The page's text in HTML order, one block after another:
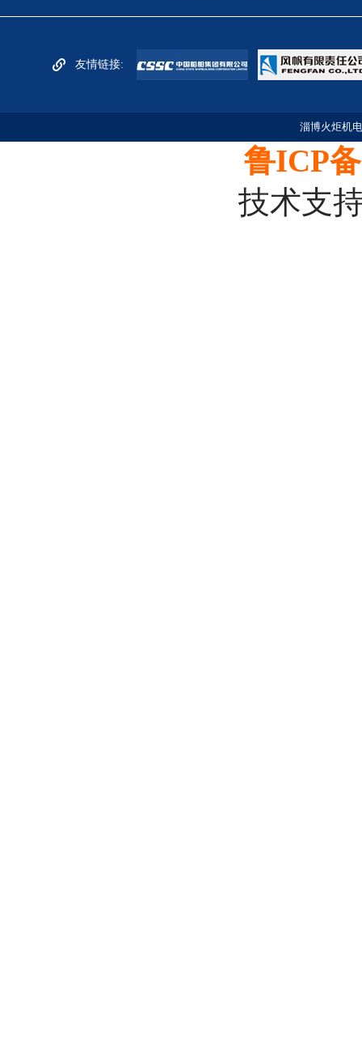
友情链接:
淄博火炬机
鲁ICP
技术支